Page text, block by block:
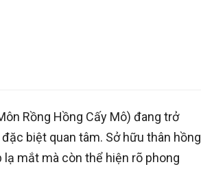
Rồng Hồng Cấy Mô) đang trở
biệt quan tâm. Sở hữu thân hồng
lạ mắt mà còn thể hiện rõ phong